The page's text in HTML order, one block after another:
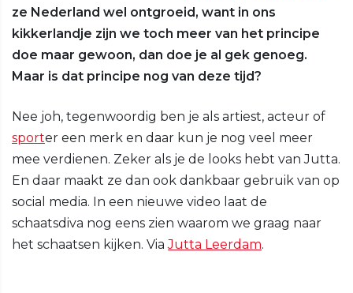
ze Nederland wel ontgroeid, want in ons
kikkerlandje zijn we toch meer van het principe
doe maar gewoon, dan doe je al gek genoeg.
Maar is dat principe nog van deze tijd?
Nee joh, tegenwoordig ben je als artiest, acteur of
sporter een merk en daar kun je nog veel meer
mee verdienen. Zeker als je de looks hebt van Jutta.
En daar maakt ze dan ook dankbaar gebruik van op
social media. In een nieuwe video laat de
schaatsdiva nog eens zien waarom we graag naar
het schaatsen kijken. ViaJutta Leerdam.